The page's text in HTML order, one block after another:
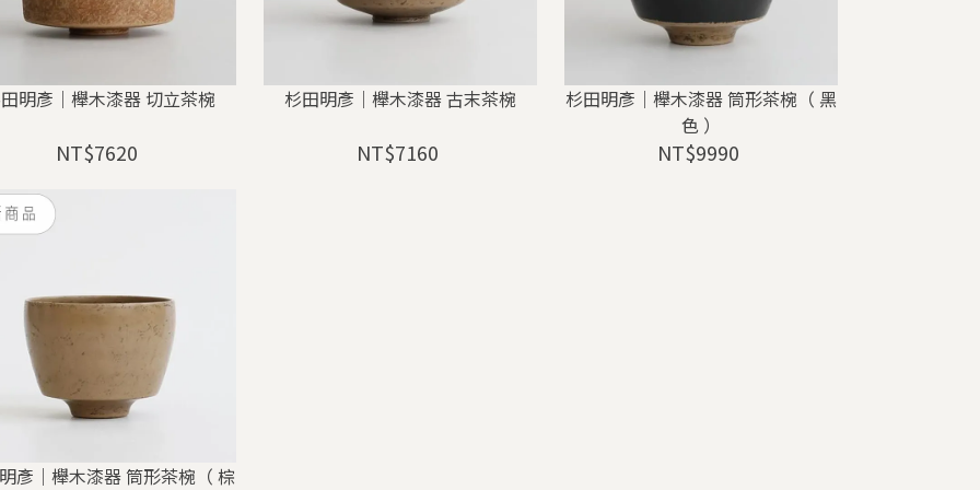
明彥｜櫸木漆器 切立茶椀
NT$7620
杉田明彥｜櫸木漆器 古末茶椀
NT$7160
杉田明彥｜櫸木漆器 筒形茶椀（ 黑
色 ）
NT$9990
彥｜櫸木漆器 筒形茶椀（ 棕